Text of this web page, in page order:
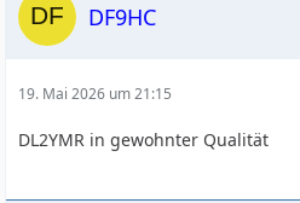
DF9HC
19. Mai 2026 um 21:15
DL2YMR in gewohnter Qualität